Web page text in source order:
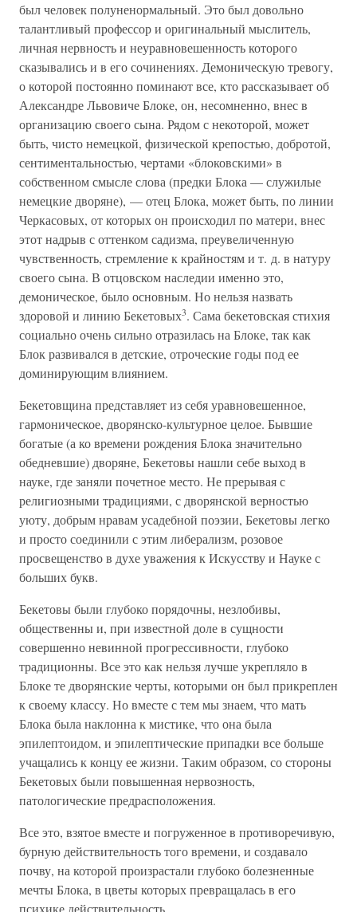
был человек полуненормальный. Это был довольно
талантливый профессор и оригинальный мыслитель,
личная нервность и неуравновешенность которого
сказывались и в его сочинениях. Демоническую тревогу,
о которой постоянно поминают все, кто рассказывает об
Александре Львовиче Блоке, он, несомненно, внес в
организацию своего сына. Рядом с некоторой, может
быть, чисто немецкой, физической крепостью, добротой,
сентиментальностью, чертами «блоковскими» в
собственном смысле слова (предки Блока — служилые
немецкие дворяне), — отец Блока, может быть, по линии
Черкасовых, от которых он происходил по матери, внес
этот надрыв с оттенком садизма, преувеличенную
чувственность, стремление к крайностям и т. д. в натуру
своего сына. В отцовском наследии именно это,
демоническое, было основным. Но нельзя назвать
здоровой и линию Бекетовых3. Сама бекетовская стихия
социально очень сильно отразилась на Блоке, так как
Блок развивался в детские, отроческие годы под ее
доминирующим влиянием.
Бекетовщина представляет из себя уравновешенное,
гармоническое, дворянско-культурное целое. Бывшие
богатые (а ко времени рождения Блока значительно
обедневшие) дворяне, Бекетовы нашли себе выход в
науке, где заняли почетное место. Не прерывая с
религиозными традициями, с дворянской верностью
уюту, добрым нравам усадебной поэзии, Бекетовы легко
и просто соединили с этим либерализм, розовое
просвещенство в духе уважения к Искусству и Науке с
больших букв.
Бекетовы были глубоко порядочны, незлобивы,
общественны и, при известной доле в сущности
совершенно невинной прогрессивности, глубоко
традиционны. Все это как нельзя лучше укрепляло в
Блоке те дворянские черты, которыми он был прикреплен
к своему классу. Но вместе с тем мы знаем, что мать
Блока была наклонна к мистике, что она была
эпилептоидом, и эпилептические припадки все больше
учащались к концу ее жизни. Таким образом, со стороны
Бекетовых были повышенная нервозность,
патологические предрасположения.
Все это, взятое вместе и погруженное в противоречивую,
бурную действительность того времени, и создавало
почву, на которой произрастали глубоко болезненные
мечты Блока, в цветы которых превращалась в его
психике действительность.